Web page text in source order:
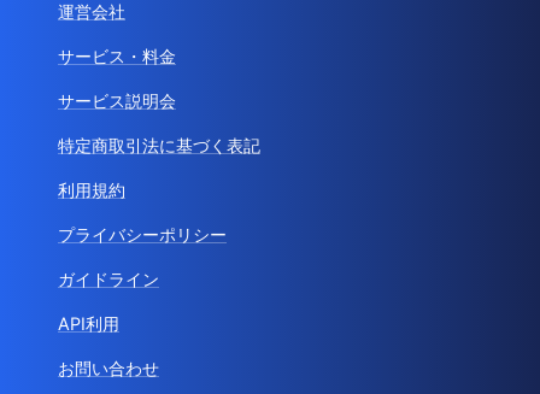
運営会社
サービス・料金
サービス説明会
特定商取引法に基づく表記
利用規約
プライバシーポリシー
ガイドライン
API利用
お問い合わせ